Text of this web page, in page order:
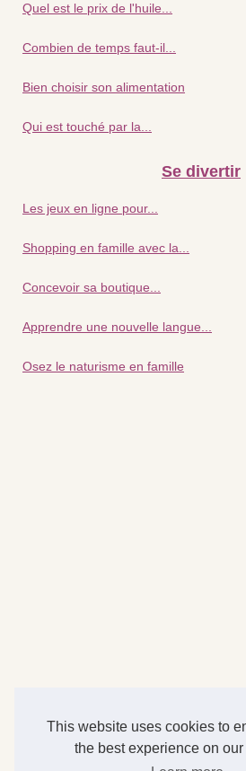
This website uses cookies to
the best experience on
Quel est le prix de l'huile...
Combien de temps faut-il...
Bien choisir son alimentation
Qui est touché par la...
Se divertir
Les jeux en ligne pour...
Shopping en famille avec la...
Concevoir sa boutique...
Apprendre une nouvelle langue...
Osez le naturisme en famille